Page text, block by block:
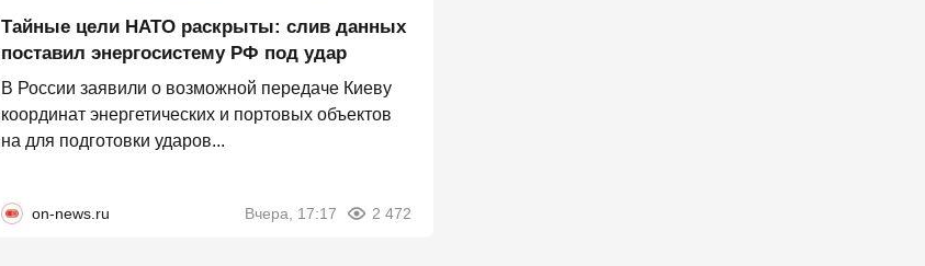
Тайные цели НАТО раскрыты: слив данных
поставил энергосистему РФ под удар
В России заявили о возможной передаче Киеву
координат энергетических и портовых объектов
на для подготовки ударов...
on-news.ru Вчера, 17:17 2 472